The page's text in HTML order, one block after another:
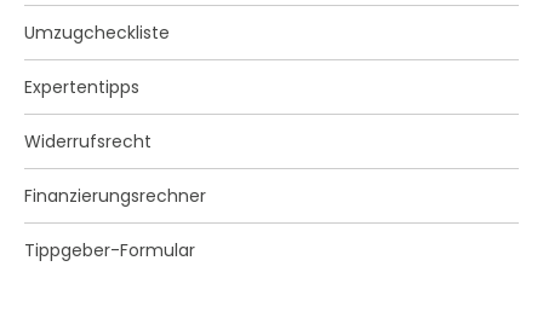
Umzugcheckliste
Expertentipps
Widerrufsrecht
Finanzierungsrechner
Tippgeber-Formular